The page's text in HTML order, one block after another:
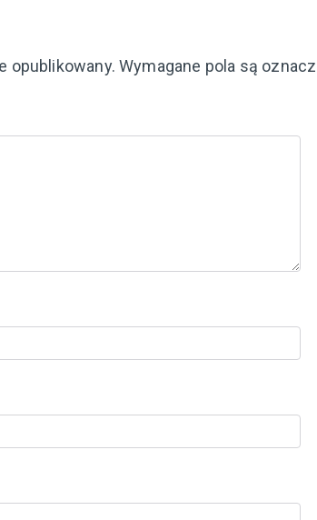
opublikowany. Wymagane pola są